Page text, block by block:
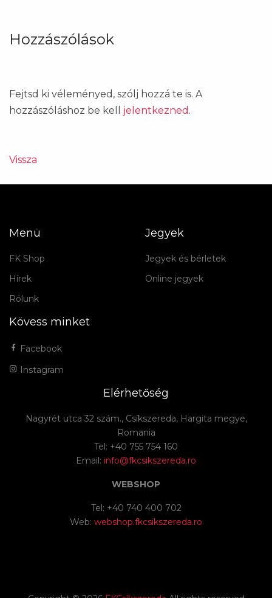
Hozzászólások
Fejtsd ki véleményed, szólj hozzá te is. A
hozzászóláshoz be kell jelentkezned .
Vissza
Menü
FK Shop
Hírek
Rólunk
Jegyek
Jegyek és bérletek
Online jegyek
Kövess minket
Facebook
Instagram
Elérhetőség
Nagyrét utca 32 szám., Csíkszereda, Hargita megye,
Romania
Tel: +40 755 754 160
Email: info@fkcsikszereda.ro
WEBSHOP
Tel: +40 740 400 702
Web: webshop.fkcsikszereda.ro